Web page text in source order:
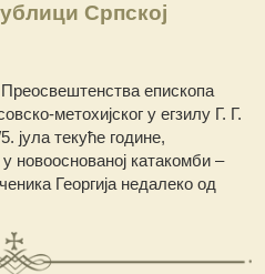
Српској
епископа
метохијског у егзилу Г. Г.
јула текуће године,
новооснованој катакомби –
Георгија недалеко од